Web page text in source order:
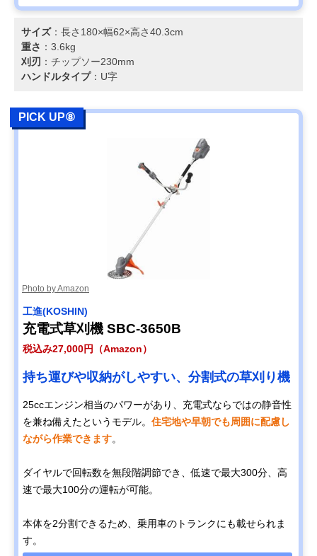
サイズ：長さ180×幅62×高さ40.3cm
重さ ：3.6kg
刈刃 ：チップソー230mm
ハンドルタイプ：U字
PICK UP⑧
Photo by Amazon
工進(KOSHIN)
充電式草刈機 SBC-3650B
税込み27,000円（Amazon）
持ち運びや収納がしやすい、分割式の草刈り機
25ccエンジン相当のパワーがあり、充電式ならではの静音性
を兼ね備えたというモデル。 住宅地や早朝でも周囲に配慮し
ながら作業できます。
ダイヤルで回転数を無段階調節でき、低速で最大300分、高
速で最大100分の運転が可能。
本体を2分割できるため、乗用車のトランクにも載せられま
す。